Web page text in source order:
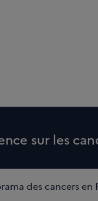
sur les
des cancers en